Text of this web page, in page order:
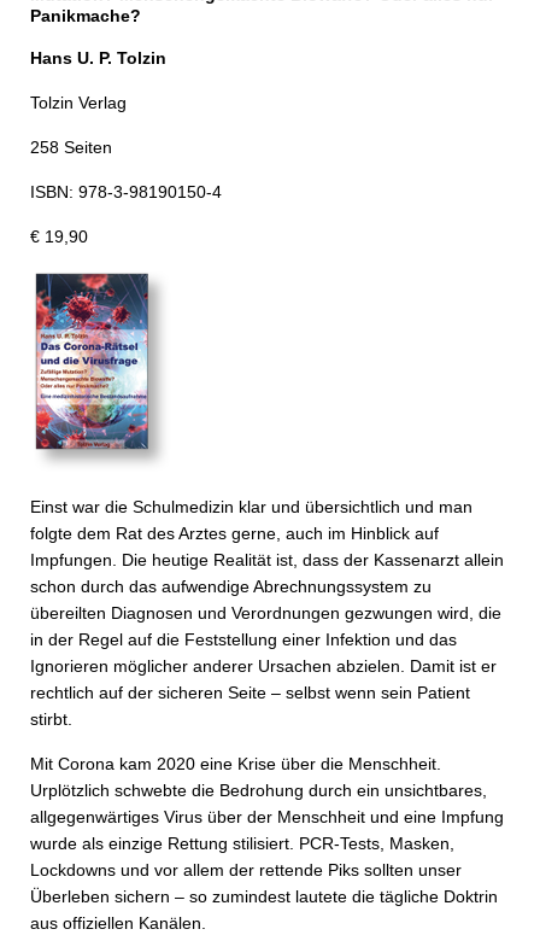
Panikmache?
Hans U. P. Tolzin
Tolzin Verlag
258 Seiten
ISBN: 978-3-98190150-4
€ 19,90
Einst war die Schulmedizin klar und übersichtlich und man
folgte dem Rat des Arztes gerne, auch im Hinblick auf
Impfungen. Die heutige Realität ist, dass der Kassenarzt allein
schon durch das aufwendige Abrechnungssystem zu
übereilten Diagnosen und Verordnungen gezwungen wird, die
in der Regel auf die Feststellung einer Infektion und das
Ignorieren möglicher anderer Ursachen abzielen. Damit ist er
rechtlich auf der sicheren Seite – selbst wenn sein Patient
stirbt.
Mit Corona kam 2020 eine Krise über die Menschheit.
Urplötzlich schwebte die Bedrohung durch ein unsichtbares,
allgegenwärtiges Virus über der Menschheit und eine Impfung
wurde als einzige Rettung stilisiert. PCR-Tests, Masken,
Lockdowns und vor allem der rettende Piks sollten unser
Überleben sichern – so zumindest lautete die tägliche Doktrin
aus offiziellen Kanälen.